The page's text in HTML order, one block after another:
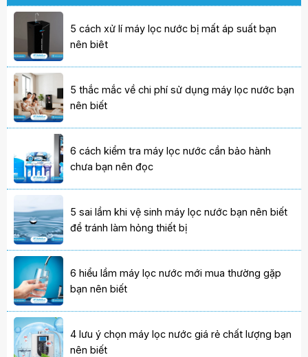
5 cách xử lí máy lọc nước bị mất áp suất bạn
nên biêt
5 thắc mắc về chi phí sử dụng máy lọc nước bạn
nên biết
6 cách kiểm tra máy lọc nước cần bảo hành
chưa bạn nên đọc
5 sai lầm khi vệ sinh máy lọc nước bạn nên biết
để tránh làm hỏng thiết bị
6 hiểu lầm máy lọc nước mới mua thường gặp
bạn nên biết
4 lưu ý chọn máy lọc nước giá rẻ chất lượng bạn
nên biết